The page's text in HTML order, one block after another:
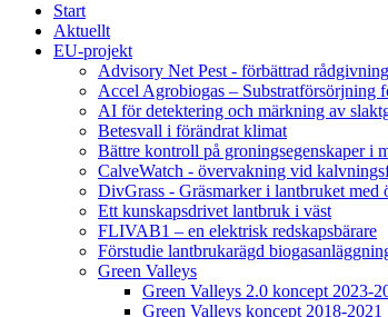
Start
Aktuellt
EU-projekt
Advisory Net Pest - förbättrad
Accel Agrobiogas – Substratförsörjning
AI för detektering och märkning av
Betesvall i förändrat klimat
Bättre kontroll på groningsegenskaper i
CalveWatch - övervakning vid
DivGrass - Gräsmarker i lantbruket med
Ett kunskapsdrivet lantbruk i väst
FLIVAB1 – en elektrisk redskapsbärare
Förstudie lantbrukarägd
Green Valleys
Green Valleys 2.0 koncept 2023-
Green Valleys koncept 2018-2021